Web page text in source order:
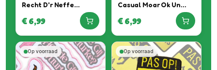
Recht D'r Neffe
€6,99
Casual Moar Ok Un
Embleem
€6,99
Op voorraad Op voorraad